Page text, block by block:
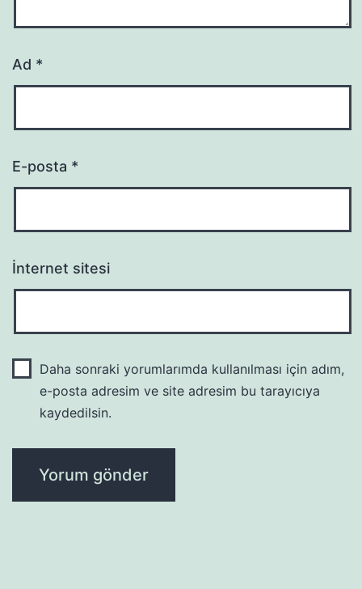
Ad *
E-posta *
İnternet sitesi
Daha sonraki yorumlarımda kullanılması için adım,
e-posta adresim ve site adresim bu tarayıcıya
kaydedilsin.